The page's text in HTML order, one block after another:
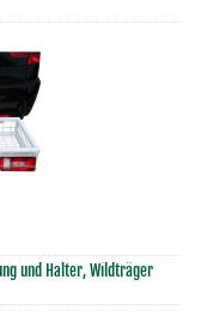
und Halter, Wildträger